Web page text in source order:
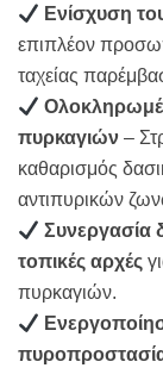
Ενίσχυση
επιπλέον
ταχείας
πυρκαγιών –
καθαρισμός
αντιπυρικών
Συνεργασία
τοπικές αρχές
πυρκαγιών.